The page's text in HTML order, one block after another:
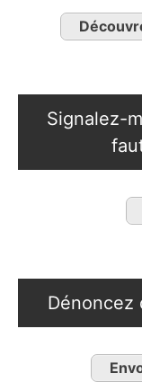
Signalez-
Dénoncez